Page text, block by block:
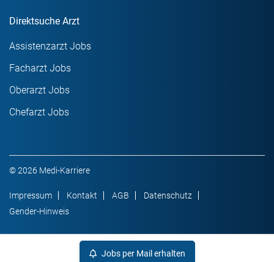
Jobs per Mail erhalten
Direktsuche Arzt
Assistenzarzt Jobs
Facharzt Jobs
Oberarzt Jobs
Chefarzt Jobs
© 2026 Medi-Karriere
Impressum Kontakt AGB
Datenschutz
Gender-Hinweis